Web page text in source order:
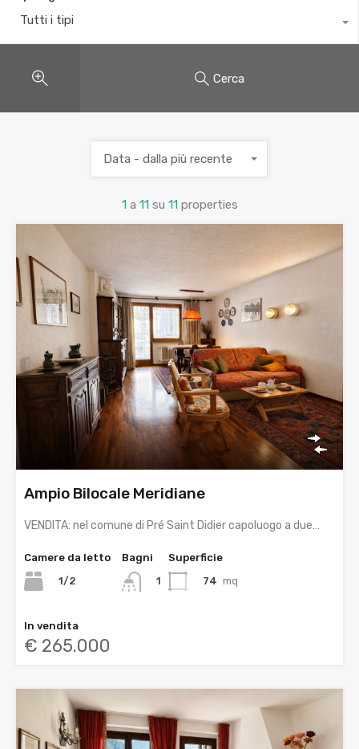
Tutti i tipi
Cerca
1 a 11 su 11 properties
Data - dalla più recente
Ampio Bilocale Meridiane
VENDITA: nel comune di Pré Saint Didier capoluogo a due…
Camere da letto
1/2
Bagni
1
Superficie
74 mq
In vendita
€ 265.000